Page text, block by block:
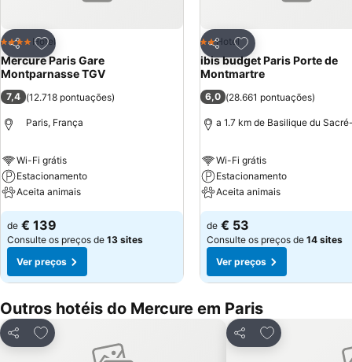
Partilhar
Adicionar aos favoritos
4 EstrelasHotel
Mercure Paris Gare
Montparnasse TGV
7,4 (12.718 pontuações)
Paris, França
Wi-Fi grátis
Estacionamento
Aceita animais
de € 139
Consulte os preços de 13 sites
Ver preços
Partilhar
Adicionar aos
2 Estrelas
Hotel
ibis budget Paris Porte de
Montmartre
6,0 (28.661 pontuações)
a 1.7 km de Basilique du
Wi-Fi grátis
Estacionamento
Aceita animais
de € 53
Consulte os preços de 14 sites
Ver preços
Outros hotéis do Mercure em Paris
Partilhar
Adicionar aos favoritos
Partilhar
Adicionar aos